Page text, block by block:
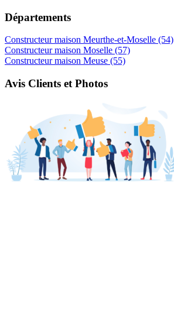
Départements
Constructeur maison Meurthe-et-Moselle (54)
Constructeur maison Moselle (57)
Constructeur maison Meuse (55)
Avis Clients et Photos